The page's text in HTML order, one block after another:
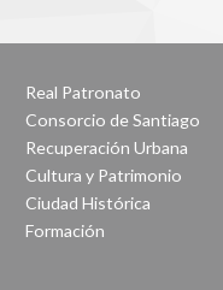
Real Patronato
Consorcio de Santiago
Recuperación Urbana
Cultura y Patrimonio
Ciudad Histórica
Formación